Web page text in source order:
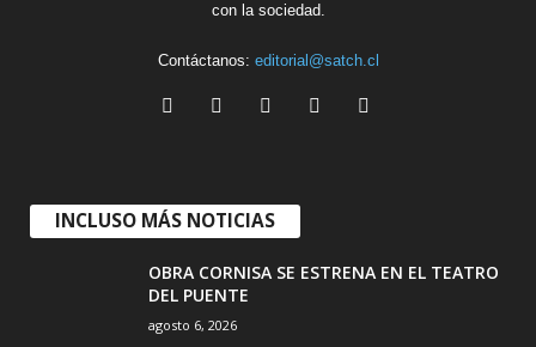
con la sociedad.
Contáctanos: editorial@satch.cl
INCLUSO MÁS NOTICIAS
OBRA CORNISA SE ESTRENA EN EL TEATRO
DEL PUENTE
agosto 6, 2026